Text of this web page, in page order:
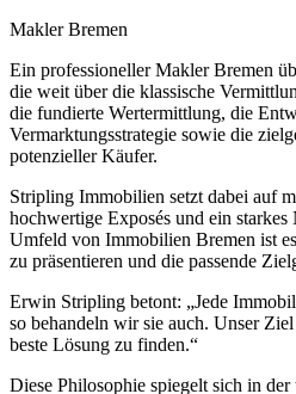
Makler Bremen
Ein professioneller Makler Bremen
die weit über die klassische
die fundierte Wertermittlung, die
Vermarktungsstrategie sowie die
potenzieller Käufer.
Stripling Immobilien setzt dabei auf
hochwertige Exposés und ein
Umfeld von Immobilien Bremen ist
zu präsentieren und die passende
Erwin Stripling betont: „Jede
so behandeln wir sie auch. Unser
beste Lösung zu finden.“
Diese Philosophie spiegelt sich in